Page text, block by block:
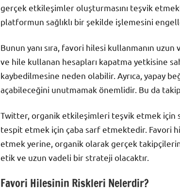
gerçek etkileşimler oluşturmasını teşvik
platformun sağlıklı bir şekilde işlemesini
Bunun yanı sıra, favori hilesi kullanmanın
ve hile kullanan hesapları kapatma yetkisine
kaybedilmesine neden olabilir. Ayrıca, yapay
açabileceğini unutmamak önemlidir. Bu da
Twitter, organik etkileşimleri teşvik etmek için
tespit etmek için çaba sarf etmektedir. Favori
etmek yerine, organik olarak gerçek
etik ve uzun vadeli bir strateji olacaktır.
Favori Hilesinin Riskleri Nelerdir?